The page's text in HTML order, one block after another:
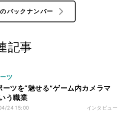
バックナンバー
記事
ツ
ーツを“魅せる”ゲーム内カメラマ
う職業
24 15:00 インタビュー